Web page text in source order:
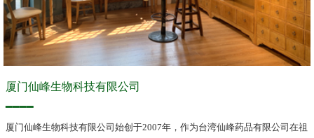
厦门仙峰生物科技有限公司
━━━━
厦门仙峰生物科技有限公司始创于2007年，作为台湾仙峰药品有限公司在祖